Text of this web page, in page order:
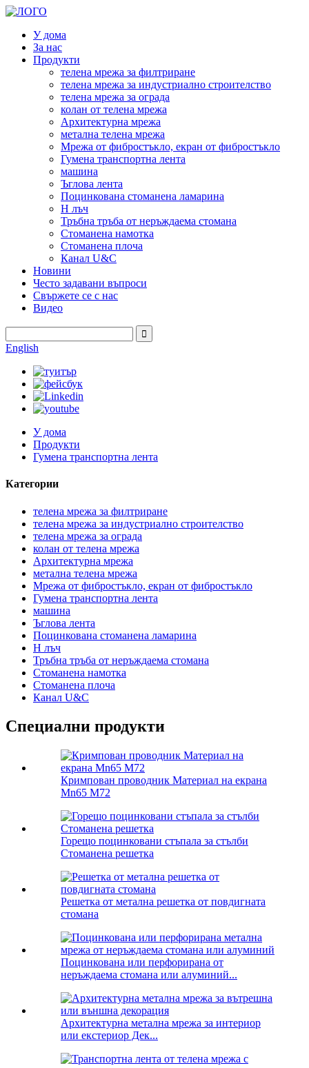
У дома
За нас
Продукти
телена мрежа за филтриране
телена мрежа за индустриално строителство
телена мрежа за ограда
колан от телена мрежа
Архитектурна мрежа
метална телена мрежа
Мрежа от фибростъкло, екран от фибростъкло
Гумена транспортна лента
машина
Ъглова лента
Поцинкована стоманена ламарина
H лъч
Тръбна тръба от неръждаема стомана
Стоманена намотка
Стоманена плоча
Канал U&C
Новини
Често задавани въпроси
Свържете се с нас
Видео
English
У дома
Продукти
Гумена транспортна лента
Категории
телена мрежа за филтриране
телена мрежа за индустриално строителство
телена мрежа за ограда
колан от телена мрежа
Архитектурна мрежа
метална телена мрежа
Мрежа от фибростъкло, екран от фибростъкло
Гумена транспортна лента
машина
Ъглова лента
Поцинкована стоманена ламарина
H лъч
Тръбна тръба от неръждаема стомана
Стоманена намотка
Стоманена плоча
Канал U&C
Специални продукти
Кримпован проводник Материал на екрана
Mn65 M72
Горещо поцинковани стъпала за стълби
Стоманена решетка
Решетка от метална решетка от повдигната
стомана
Поцинкована или перфорирана от
неръждаема стомана или алуминий...
Архитектурна метална мрежа за интериор
или екстериор Дек...